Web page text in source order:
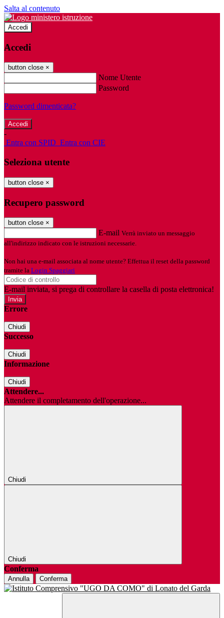
Salta al contenuto
Accedi
Accedi
button close ×
Nome Utente
Password
Password dimenticata?
-
Entra con SPID Entra con CIE
Seleziona utente
button close ×
Recupero password
button close ×
E-mail Verrà inviato un messaggio
all'indirizzo indicato con le istruzioni necessarie.
Non hai una e-mail associata al nome utente? Effettua il reset della password
tramite la Login Spaggiari
E-mail inviata, si prega di controllare la casella di posta elettronica!
Errore
Chiudi
Successo
Chiudi
Informazione
Chiudi
Attendere...
Attendere il completamento dell'operazione...
Chiudi
Chiudi
Conferma
Annulla Conferma